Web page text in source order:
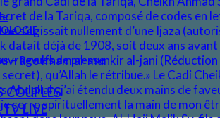
– Revues de presse
COUPLES
TV LIVE